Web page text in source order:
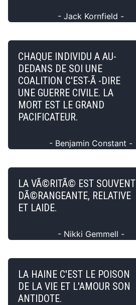
- Jack Kornfield -
CHAQUE INDIVIDU A AU-
DEDANS DE SOI UNE
COALITION C'EST-Ã -DIRE
UNE GUERRE CIVILE. LA
MORT EST LE GRAND
PACIFICATEUR.
- Benjamin Constant -
LA VÃ©RITÃ© EST SOUVENT
DÃ©RANGEANTE, RELATIVE
ET LAIDE.
- Nikki Gemmell -
LA HAINE C'EST LE POISON
DE LA VIE ET L'AMOUR SON
ANTIDOTE.